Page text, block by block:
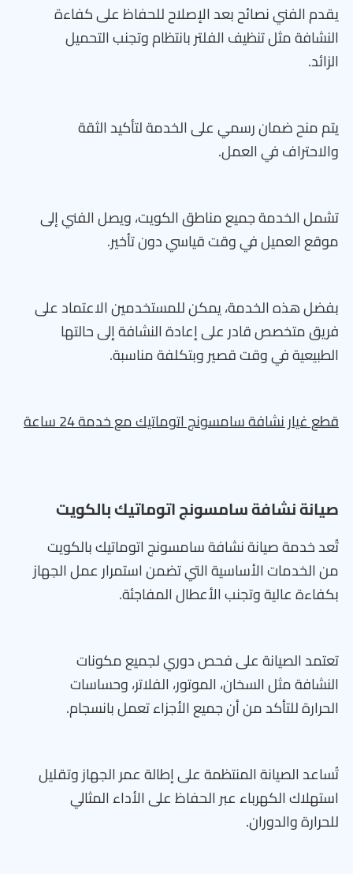
يقدم الفني نصائح بعد الإصلاح للحفاظ على كفاءة
النشافة مثل تنظيف الفلتر بانتظام وتجنب التحميل
الزائد.
يتم منح ضمان رسمي على الخدمة لتأكيد الثقة
والاحتراف في العمل.
تشمل الخدمة جميع مناطق الكويت، ويصل الفني إلى
موقع العميل في وقت قياسي دون تأخير.
بفضل هذه الخدمة، يمكن للمستخدمين الاعتماد على
فريق متخصص قادر على إعادة النشافة إلى حالتها
الطبيعية في وقت قصير وبتكلفة مناسبة.
قطع غيار نشافة سامسونج اتوماتيك مع خدمة 24 ساعة
صيانة نشافة سامسونج اتوماتيك بالكويت
تُعد خدمة صيانة نشافة سامسونج اتوماتيك بالكويت
من الخدمات الأساسية التي تضمن استمرار عمل الجهاز
بكفاءة عالية وتجنب الأعطال المفاجئة.
تعتمد الصيانة على فحص دوري لجميع مكونات
النشافة مثل السخان، الموتور، الفلاتر، وحساسات
الحرارة للتأكد من أن جميع الأجزاء تعمل بانسجام.
تُساعد الصيانة المنتظمة على إطالة عمر الجهاز وتقليل
استهلاك الكهرباء عبر الحفاظ على الأداء المثالي
للحرارة والدوران.